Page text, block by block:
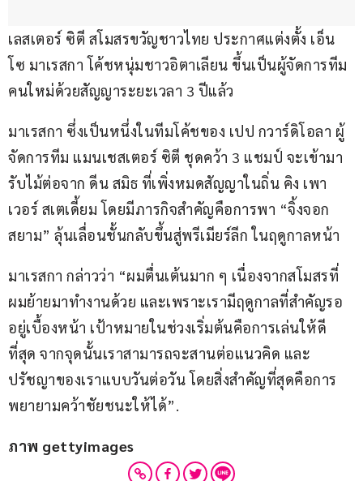
เลสเตอร์ ซิตี สโมสรขวัญชาวไทย ประกาศแต่งตั้ง เอ็น
โซ มาเรสกา โค้ชหนุ่มชาวอิตาเลียน ขึ้นเป็นผู้จัดการทีม
คนใหม่ด้วยสัญญาระยะเวลา 3 ปีแล้ว
มาเรสกา ซึ่งเป็นหนึ่งในทีมโค้ชของ เปป กวาร์ดิโอลา ผู้
จัดการทีม แมนเชสเตอร์ ซิตี ชุดคว้า 3 แชมป์ จะเข้ามา
รับไม้ต่อจาก ดีน สมิธ ที่เพิ่งหมดสัญญาในถิ่น คิง เพา
เวอร์ สเตเดี้ยม โดยมีภารกิจสำคัญคือการพา “จิ้งจอก
สยาม” ลุ้นเลื่อนชั้นกลับขึ้นสู่พรีเมียร์ลีก ในฤดูกาลหน้า
มาเรสกา กล่าวว่า “ผมตื่นเต้นมาก ๆ เนื่องจากสโมสรที่
ผมย้ายมาทำงานด้วย และเพราะเรามีฤดูกาลที่สำคัญรอ
อยู่เบื้องหน้า เป้าหมายในช่วงเริ่มต้นคือการเล่นให้ดี
ที่สุด จากจุดนั้นเราสามารถจะสานต่อแนวคิด และ
ปรัชญาของเราแบบวันต่อวัน โดยสิ่งสำคัญที่สุดคือการ
พยายามคว้าชัยชนะให้ได้”.
ภาพ gettyimages